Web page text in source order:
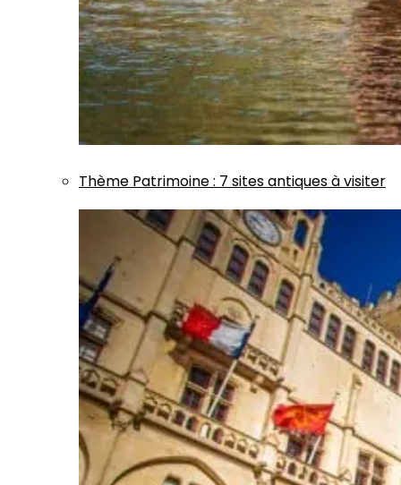
Thème Patrimoine: 7 sites antiques à visiter